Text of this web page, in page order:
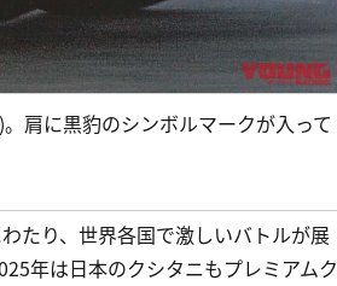
肩に黒豹のシンボルマークが入って
たり、世界各国で激しいバトルが展
年は日本のクシタニもプレミアムク